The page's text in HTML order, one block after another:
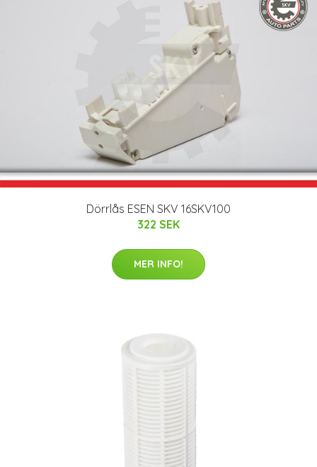
Dörrlås ESEN SKV 16SKV100
322 SEK
MER INFO!